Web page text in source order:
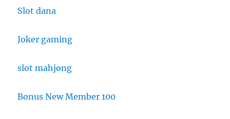
Slot dana
Joker gaming
slot mahjong
Bonus New Member 100